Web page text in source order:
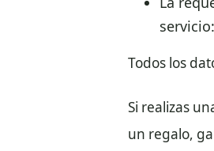
Todos los
Si realizas
un regalo,